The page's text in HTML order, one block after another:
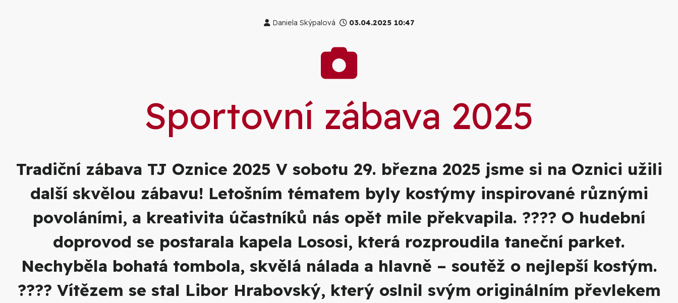
Daniela Skýpalová 03.04.2025 10:47
Galerie
Sportovní zábava 2025
Tradiční zábava TJ Oznice 2025 V sobotu 29. března 2025 jsme si na Oznici užili
další skvělou zábavu! Letošním tématem byly kostýmy inspirované různými
povoláními, a kreativita účastníků nás opět mile překvapila. ???? O hudební
doprovod se postarala kapela Lososi, která rozproudila taneční parket.
Nechyběla bohatá tombola, skvělá nálada a hlavně – soutěž o nejlepší kostým.
???? Vítězem se stal Libor Hrabovský, který oslnil svým originálním převlekem